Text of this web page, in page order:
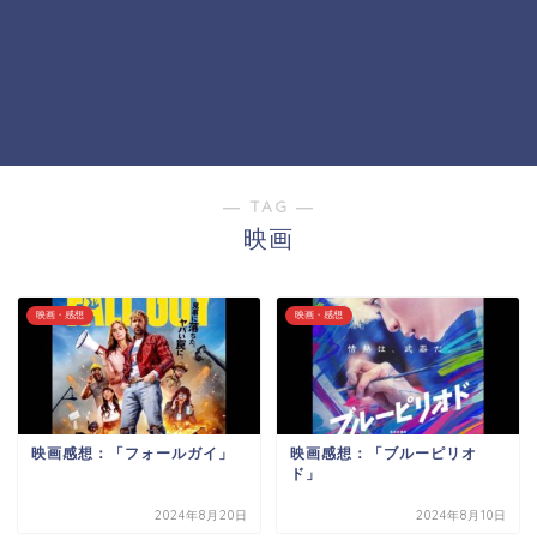
― TAG ―
映画
映画・感想
映画感想：「フォールガイ」
2024年8月20日
映画・感想
映画感想：「ブルーピリオ
ド」
2024年8月10日